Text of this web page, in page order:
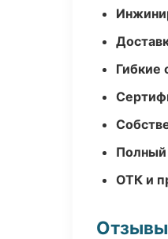
Гибкие
Полный
ОТК и
Отзывы